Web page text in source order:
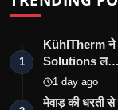
1
KühlTherm ने
Solutions ल…
1 day ago
मेवाड़ की धरती